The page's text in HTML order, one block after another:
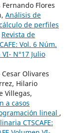
Flores
Análisis de
de perfiles
Revista de
Vol. 6 Núm.
VI- N°17 Julio
Olivares
Hilario
Villegas,
a casos
lineal ,
CTSCAFE: